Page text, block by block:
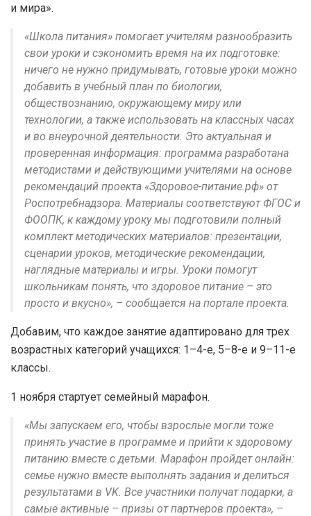
и мира».
«Школа питания» помогает учителям разнообразить
свои уроки и сэкономить время на их подготовке:
ничего не нужно придумывать, готовые уроки можно
добавить в учебный план по биологии,
обществознанию, окружающему миру или
технологии, а также использовать на классных часах
и во внеурочной деятельности. Это актуальная и
проверенная информация: программа разработана
методистами и действующими учителями на основе
рекомендаций проекта «Здоровое-питание.рф» от
Роспотребнадзора. Материалы соответствуют ФГОС и
ФООПК, к каждому уроку мы подготовили полный
комплект методических материалов: презентации,
сценарии уроков, методические рекомендации,
наглядные материалы и игры. Уроки помогут
школьникам понять, что здоровое питание – это
просто и вкусно», – сообщается на портале проекта.
Добавим, что каждое занятие адаптировано для трех
возрастных категорий учащихся: 1–4-е, 5–8-е и 9–11-е
классы.
1 ноября стартует семейный марафон.
«Мы запускаем его, чтобы взрослые могли тоже
принять участие в программе и прийти к здоровому
питанию вместе с детьми. Марафон пройдет онлайн:
семье нужно вместе выполнять задания и делиться
результатами в VK. Все участники получат подарки, а
самые активные – призы от партнеров проекта», –